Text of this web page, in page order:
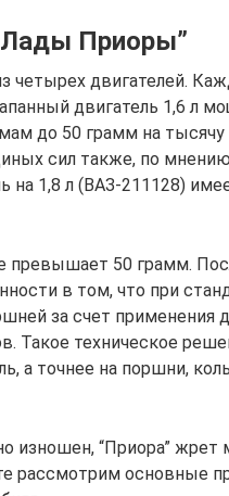
Приоры”
двигателей.
двигатель 1,6 л
до 50 грамм на тысячу
сил также, по мнению
1,8 л (ВАЗ-211128)
превышает 50 грамм.
в том, что при
за счет применения
Такое техническое
а точнее на поршни,
изношен, “Приора”
рассмотрим основные